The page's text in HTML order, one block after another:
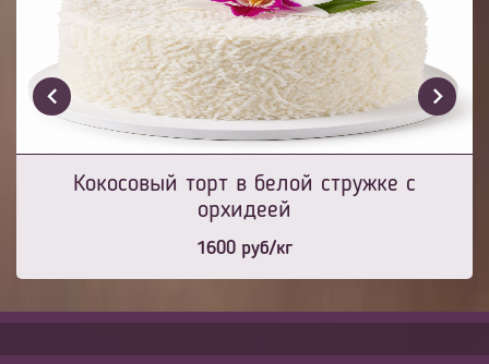
Кокосовый торт в белой стружке с
орхидеей
1600 руб/кг